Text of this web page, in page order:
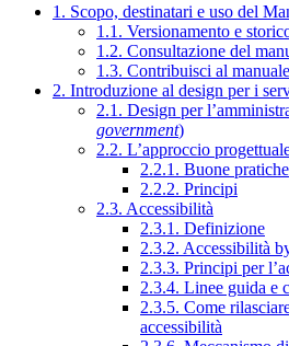
1. Scopo, destinatari e uso del
1.1. Versionamento e
1.2. Consultazione del
1.3. Contribuisci al manuale
2. Introduzione al design per i
2.1. Design per
government)
2.2. L’approccio
2.2.1. Buone pratiche
2.2.2. Principi
2.3. Accessibilità
2.3.1. Definizione
2.3.2. Accessibilità
2.3.3. Principi per
2.3.4. Linee guida e
2.3.5. Come
accessibilità